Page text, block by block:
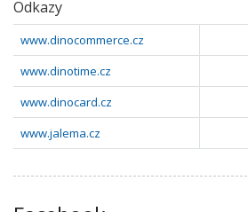
Odkazy
www.dinocommerce.cz
www.dinotime.cz
www.dinocard.cz
www.jalema.cz